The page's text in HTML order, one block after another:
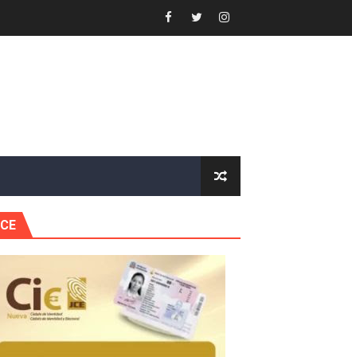
comunicacional en salud
de Guaiguí: "Es ignorancia supina"
del país
por la obra vial, en cumplimiento de un
en Manabao
en lo que va de año